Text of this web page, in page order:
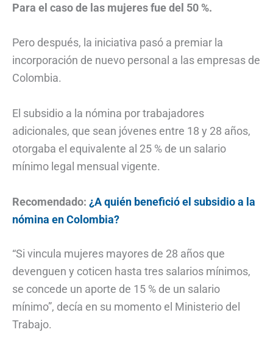
Para el caso de las mujeres fue del 50 %.
Pero después, la iniciativa pasó a premiar la
incorporación de nuevo personal a las empresas de
Colombia.
El subsidio a la nómina por trabajadores
adicionales, que sean jóvenes entre 18 y 28 años,
otorgaba el equivalente al 25 % de un salario
mínimo legal mensual vigente.
Recomendado: ¿A quién benefició el subsidio a la
nómina en Colombia?
“Si vincula mujeres mayores de 28 años que
devenguen y coticen hasta tres salarios mínimos,
se concede un aporte de 15 % de un salario
mínimo”, decía en su momento el Ministerio del
Trabajo.